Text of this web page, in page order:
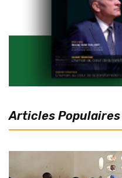
Articles Populaires